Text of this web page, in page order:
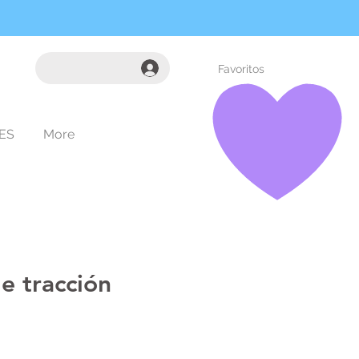
Favoritos
More
tracción